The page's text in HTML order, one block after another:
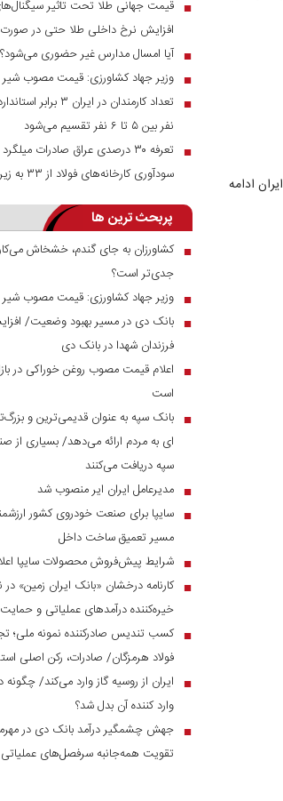
ادامه
■ قیمت جهانی طلا تحت تاثیر
افزایش نرخ داخلی طلا حتی در
■ آیا امسال مدارس غیر حضوری می‌شود؟
■ وزیر جهاد کشاورزی: قیمت مصوب شیر خام ۲۳ هزار
■
تعداد کارمندان در
نفر بین ۵ تا ۶ نفر تقسیم می‌شود
■
سودآوری کارخانه‌های فولاد از ۳۳ به زیر ۱۰ درصد رسید
پربحث ترین ها
■ کشاورزان به جای گندم، خشخاش
جدی‌تر است؟
■ وزیر جهاد کشاورزی: قیمت مصوب شیر خام ۲۳ هزار
■
فرزندان شهدا در بانک دی
■
اعلام قیمت مصوب روغن خوراکی در
است
■ بانک سپه به عنوان قدیمی‌ترین و
ای به مردم ارائه می‌دهد/ بسیاری از
سپه دریافت می‌کنند
■ مدیرعامل ایران ایر منصوب شد
■ سایپا برای صنعت خودروی کشور
مسیر تعمیق ساخت داخل
■ شرایط پیش‌فروش محصولات سایپا
■
خیره‌کننده درآمد‌های عملیاتی و
■ کسب تندیس صادرکننده نمونه ملی؛
فولاد هرمزگان/ صادرات، رکن اصلی
■
ایران از روسیه گاز وارد می‌کند/ چگونه
وارد کننده آن بدل شد؟
■
تقویت همه‌جانبه سرفصل‌های عملیاتی